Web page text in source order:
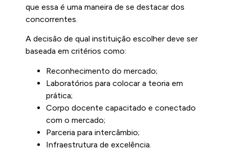
que essa é uma maneira de se destacar dos
concorrentes.
A decisão de qual instituição escolher deve ser
baseada em critérios como:
Reconhecimento do mercado;
Laboratórios para colocar a teoria em
prática;
Corpo docente capacitado e conectado
com o mercado;
Parceria para intercâmbio;
Infraestrutura de excelência.